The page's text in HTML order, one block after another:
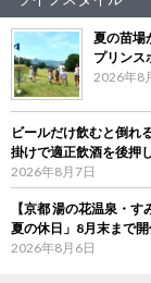
夏の苗場
プリンス
2026年8
ビールだけ飲むと倒れ
掛けで適正飲酒を後押
2026年8月7日
【京都 湯の花温泉・
夏の休日」8月末まで開
2026年8月6日